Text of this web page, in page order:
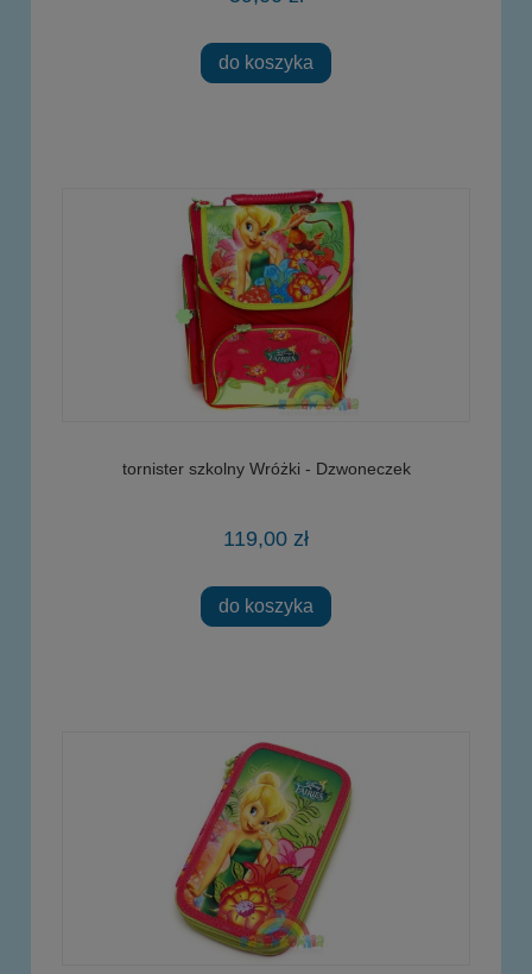
do koszyka
tornister szkolny Wróżki - Dzwoneczek
119,00 zł
do koszyka